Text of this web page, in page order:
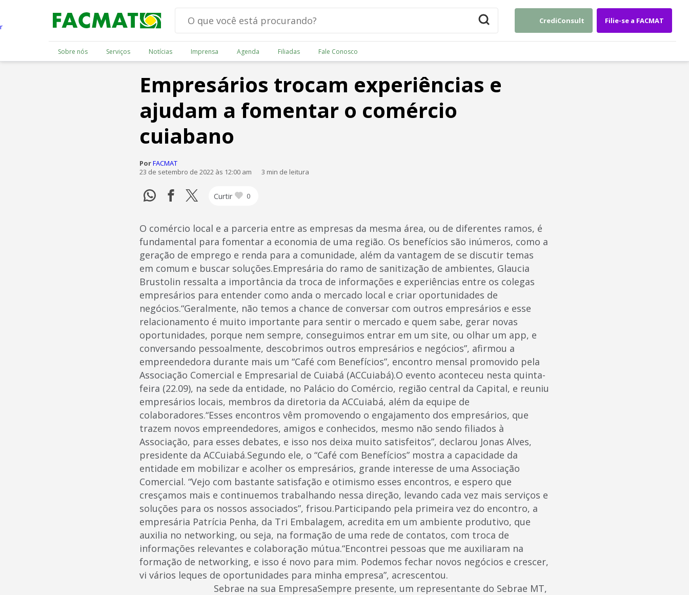
CrediConsult Filie-se a FACMAT
Sobre nós Serviços Notícias Imprensa Agenda Filiadas Fale Conosco
Empresários trocam experiências e
ajudam a fomentar o comércio
cuiabano
PorFACMAT
23 de setembro de 2022 às 12:00 am
3 min de leitura
Curtir 0
O comércio local e a parceria entre as empresas da mesma área, ou de diferentes ramos, é
fundamental para fomentar a economia de uma região. Os benefícios são inúmeros, como a
geração de emprego e renda para a comunidade, além da vantagem de se discutir temas
em comum e buscar soluções.Empresária do ramo de sanitização de ambientes, Glaucia
Brustolin ressalta a importância da troca de informações e experiências entre os colegas
empresários para entender como anda o mercado local e criar oportunidades de
negócios.“Geralmente, não temos a chance de conversar com outros empresários e esse
relacionamento é muito importante para sentir o mercado e quem sabe, gerar novas
oportunidades, porque nem sempre, conseguimos entrar em um site, ou olhar um app, e
conversando pessoalmente, descobrimos outros empresários e negócios”, afirmou a
empreendedora durante mais um “Café com Benefícios”, encontro mensal promovido pela
Associação Comercial e Empresarial de Cuiabá (ACCuiabá).O evento aconteceu nesta quinta-
feira (22.09), na sede da entidade, no Palácio do Comércio, região central da Capital, e reuniu
empresários locais, membros da diretoria da ACCuiabá, além da equipe de
colaboradores.“Esses encontros vêm promovendo o engajamento dos empresários, que
trazem novos empreendedores, amigos e conhecidos, mesmo não sendo filiados à
Associação, para esses debates, e isso nos deixa muito satisfeitos”, declarou Jonas Alves,
presidente da ACCuiabá.Segundo ele, o “Café com Benefícios” mostra a capacidade da
entidade em mobilizar e acolher os empresários, grande interesse de uma Associação
Comercial. “Vejo com bastante satisfação e otimismo esses encontros, e espero que
cresçamos mais e continuemos trabalhando nessa direção, levando cada vez mais serviços e
soluções para os nossos associados”, frisou.Participando pela primeira vez do encontro, a
empresária Patrícia Penha, da Tri Embalagem, acredita em um ambiente produtivo, que
auxilia no networking, ou seja, na formação de uma rede de contatos, com troca de
informações relevantes e colaboração mútua.“Encontrei pessoas que me auxiliaram na
formação de networking, e isso é novo para mim. Podemos fechar novos negócios e crescer,
vi vários leques de oportunidades para minha empresa”, acrescentou.
Sebrae na sua EmpresaSempre presente, um representante do Sebrae MT,